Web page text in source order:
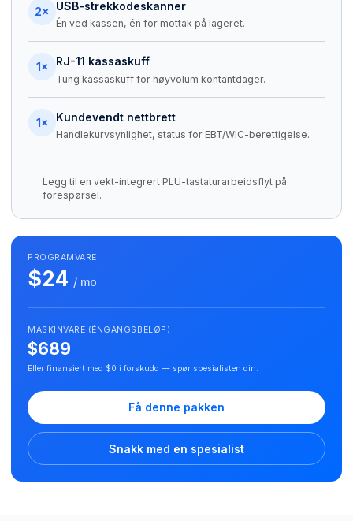
2× USB-strekkodeskanner
Én ved kassen, én for mottak på lageret.
1× RJ-11 kassaskuff
Tung kassaskuff for høyvolum kontantdager.
1× Kundevendt nettbrett
Handlekurvsynlighet, status for EBT/WIC-berettigelse.
Legg til en vekt-integrert PLU-tastaturarbeidsflyt på
forespørsel.
PROGRAMVARE
$24 / mo
MASKINVARE (ÉNGANGSBELØP)
$689
Eller finansiert med $0 i forskudd — spør spesialisten din.
Få denne pakken
Snakk med en spesialist